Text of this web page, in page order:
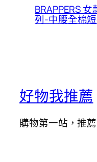
BRAPPERS
列-中腰全棉
好物我推薦
購物第一站，推